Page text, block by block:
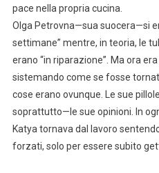
pace nella propria cucina.
Olga Petrovna—sua suocera—si
settimane” mentre, in teoria, le
erano “in riparazione”. Ma ora
sistemando come se fosse
cose erano ovunque. Le sue
soprattutto—le sue opinioni. In
Katya tornava dal lavoro
forzati, solo per essere subito